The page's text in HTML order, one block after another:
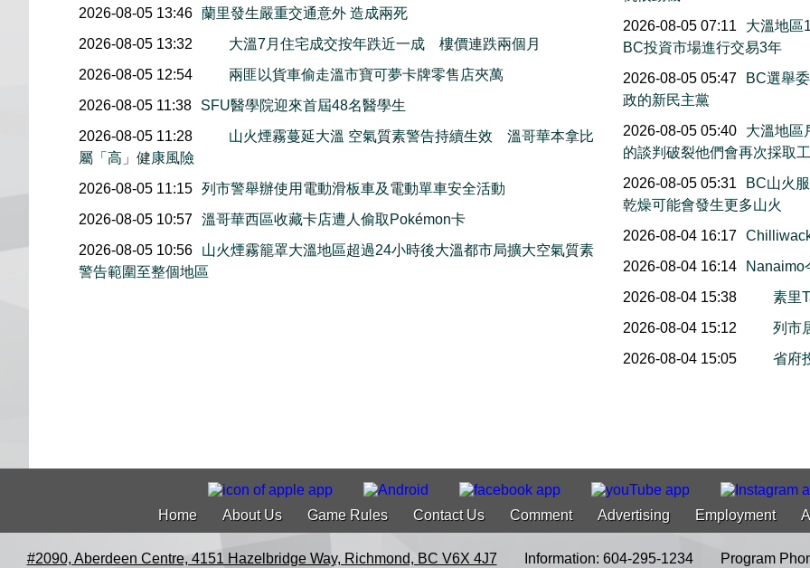
2026-08-05 13:46 蘭里發生嚴重交通意外 造成兩死
2026-08-05 13:32
大溫7月住宅成交按年跌近一成 樓價連跌兩個月
2026-08-05 12:54
兩匪以貨車偷走溫市寶可夢卡牌零售店夾萬
2026-08-05 11:38
SFU醫學院迎來首屆48名醫學生
2026-08-05 11:28
山火煙霧蔓延大溫 空氣質素警告持續生效 溫哥華本拿比
屬「高」健康風險
2026-08-05 11:15 列市警舉辦使用電動滑板車及電動單車安全活動
2026-08-05 10:57 溫哥華西區收藏卡店遭人偷取Pokémon卡
2026-08-05 10:56
山火煙霧籠罩大溫地區超過24小時後大溫都市局擴大空氣質素
警告範圍至整個地區
2026-08-05 07:11
大溫地區
BC投資市場進行交易3年
2026-08-05 05:47
BC選舉
政的新民主黨
2026-08-05 05:40
大溫地區
的談判破裂他們會再次採取
2026-08-05 05:31
BC山火
乾燥可能會發生更多山火
2026-08-04 16:17
2026-08-04 16:14
2026-08-04 15:38
素里
2026-08-04 15:12
列市
2026-08-04 15:05
省府
Home About Us Game Rules Contact Us Comment Advertising Employment
#2090, Aberdeen Centre, 4151 Hazelbridge Way, Richmond, BC V6X 4J7 Information: 604-295-1234 Program